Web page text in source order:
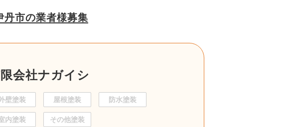
丹市の業者様募集
会社ナガイシ
壁塗装 屋根塗装 防水塗装
内塗装 その他塗装